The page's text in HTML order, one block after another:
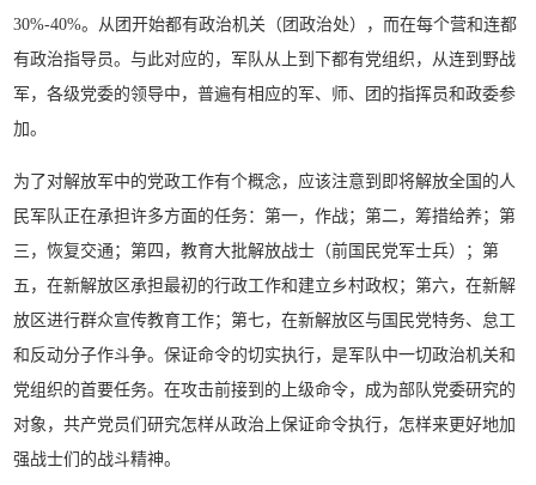
30%-40%。从团开始都有政治机关（团政治处），而在每个营和连都
有政治指导员。与此对应的，军队从上到下都有党组织，从连到野战
军，各级党委的领导中，普遍有相应的军、师、团的指挥员和政委参
加。
为了对解放军中的党政工作有个概念，应该注意到即将解放全国的人
民军队正在承担许多方面的任务：第一，作战；第二，筹措给养；第
三，恢复交通；第四，教育大批解放战士（前国民党军士兵）；第
五，在新解放区承担最初的行政工作和建立乡村政权；第六，在新解
放区进行群众宣传教育工作；第七，在新解放区与国民党特务、怠工
和反动分子作斗争。保证命令的切实执行，是军队中一切政治机关和
党组织的首要任务。在攻击前接到的上级命令，成为部队党委研究的
对象，共产党员们研究怎样从政治上保证命令执行，怎样来更好地加
强战士们的战斗精神。